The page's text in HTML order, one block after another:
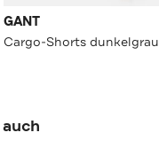
GANT
Cargo-Shorts dunkelgrau